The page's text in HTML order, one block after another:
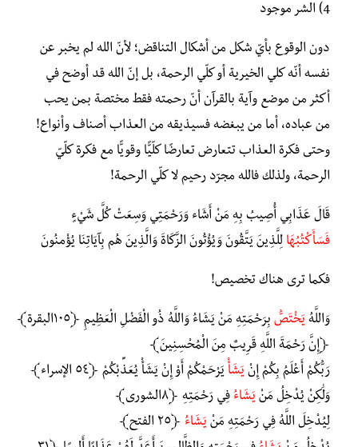
4) الشر موجود
دون الوقوع بأيّ شكل من أشكال التناقض؛ لأنّ الله لم يخبر عن
نفسه أنّه كلي الخيرية أو كلّي الرحمة، بل إنّ الله قد أوضح في
أكثر من موضع وآية بالقرآن أنّ رحمته فقط مختصة بمن يحب
من عباده، أما من يبغضه فسيذيقه من العذاب أصناف وأنواع!
وحتى فكرة العذاب تتعارض تعارضًا كلّيًّا وقويًّا مع فكرة كلّيّ
الرحمة، ولذلك فالله مجرّد رحيم لا كلّي الرحمة!
قَالَ عَذَابِي أُصِيبُ بِهِ مَنْ أَشَاء وَرَحْمَتِي وَسِعَتْ كُلَّ شَيْءٍ
فَسَأَكْتُبُهَا لِلَّذِينَ يَتَّقُونَ وَيُؤْتُونَ الزَّكَاةَ وَالَّذِينَ هُم بِآيَاتِنَا يُؤْمِنُونَ
فكما ترى هناك تخصيص!
وَاللَّهُ يَخْتَصُّ بِرَحْمَتِهِ مَنْ يَشَاءُ وَاللَّهُ ذُو الْفَضْلِ الْعَظِيمِ ﴿١٠٥البقرة﴾
﴿إِنَّ رَحْمَةَ اللَّهِ قَرِيبٌ مِنَ الْمُحْسِنِينَ﴾
رَبُّكُمْ أَعْلَمُ بِكُمْ إِنْ يَشَأْ يَرْحَمْكُمْ أَوْ إِنْ يَشَأْ يُعَذِّبْكُمْ ﴿٥٤ الإسراء﴾
وَلَٰكِنْ يُدْخِلُ مَنْ يَشَاءُ فِي رَحْمَتِهِ ﴿٨الشورى﴾
لِيُدْخِلَ اللَّهُ فِي رَحْمَتِهِ مَنْ يَشَاءُ ﴿٢٥ الفتح﴾